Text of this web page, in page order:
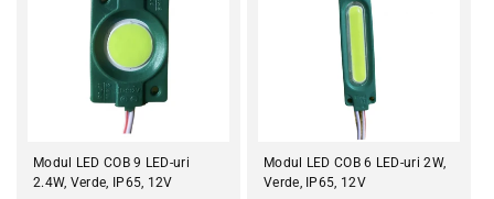
Modul LED COB 9 LED-uri
2.4W, Verde, IP65, 12V
Modul LED COB 6 LED-uri 2W,
Verde, IP65, 12V